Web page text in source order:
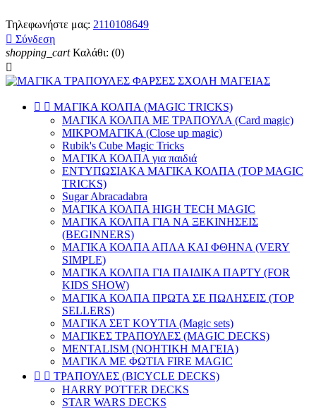
Τηλεφωνήστε μας: 2110108649
 Σύνδεση
shopping_cart Καλάθι: (0)

  ΜΑΓΙΚΑ ΚΟΛΠΑ (MAGIC TRICKS)
ΜΑΓΙΚΑ ΚΟΛΠΑ ΜΕ ΤΡΑΠΟΥΛΑ (Card magic)
ΜΙΚΡΟΜΑΓΙΚΑ (Close up magic)
Rubik's Cube Magic Tricks
ΜΑΓΙΚΑ ΚΟΛΠΑ για παιδιά
ΕΝΤΥΠΩΣΙΑΚΑ ΜΑΓΙΚΑ ΚΟΛΠΑ (TOP MAGIC
TRICKS)
Sugar Abracadabra
ΜΑΓΙΚΑ ΚΟΛΠΑ HIGH TECH MAGIC
ΜΑΓΙΚΑ ΚΟΛΠΑ ΓΙΑ ΝΑ ΞΕΚΙΝΗΣΕΙΣ
(BEGINNERS)
ΜΑΓΙΚΑ ΚΟΛΠΑ ΑΠΛΑ ΚΑΙ ΦΘΗΝΑ (VERY
SIMPLE)
ΜΑΓΙΚΑ ΚΟΛΠΑ ΓΙΑ ΠΑΙΔΙΚΑ ΠΑΡΤΥ (FOR
KIDS SHOW)
ΜΑΓΙΚΑ ΚΟΛΠΑ ΠΡΩΤΑ ΣΕ ΠΩΛΗΣΕΙΣ (TOP
SELLERS)
ΜΑΓΙΚΑ ΣΕΤ KOYTIA (Magic sets)
ΜΑΓΙΚΕΣ ΤΡΑΠΟΥΛΕΣ (MAGIC DECKS)
MENTALISM (ΝΟΗΤΙΚΗ ΜΑΓΕΙΑ)
ΜΑΓΙΚΑ ΜΕ ΦΩΤΙΑ FIRE MAGIC
  ΤΡΑΠΟΥΛΕΣ (BICYCLE DECKS)
HARRY POTTER DECKS
STAR WARS DECKS